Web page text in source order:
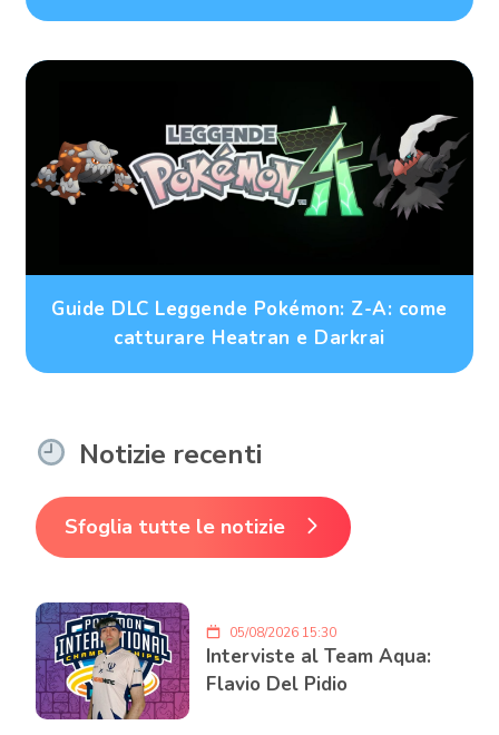
Guide DLC Leggende Pokémon: Z-A: come
catturare Heatran e Darkrai
Notizie recenti
Sfoglia tutte le notizie
05/08/2026 15:30
Interviste al Team Aqua:
Flavio Del Pidio